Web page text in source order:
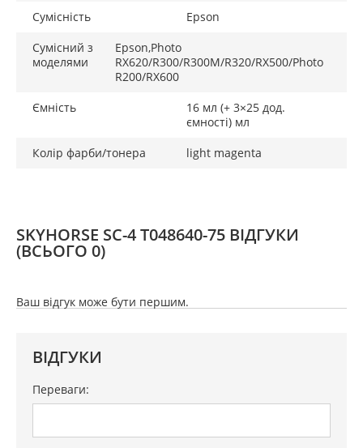
Сумісність
Epson
Сумісний з
моделями
Epson,Photo
RX620/R300/R300M/R320/RX500/Photo
R200/RX600
Ємність
16 мл (+ 3×25 дод.
ємності) мл
Колір фарби/тонера
light magenta
SKYHORSE SC-4 T048640-75 ВІДГУКИ
(ВСЬОГО 0)
Ваш відгук може бути першим.
ВІДГУКИ
Переваги: